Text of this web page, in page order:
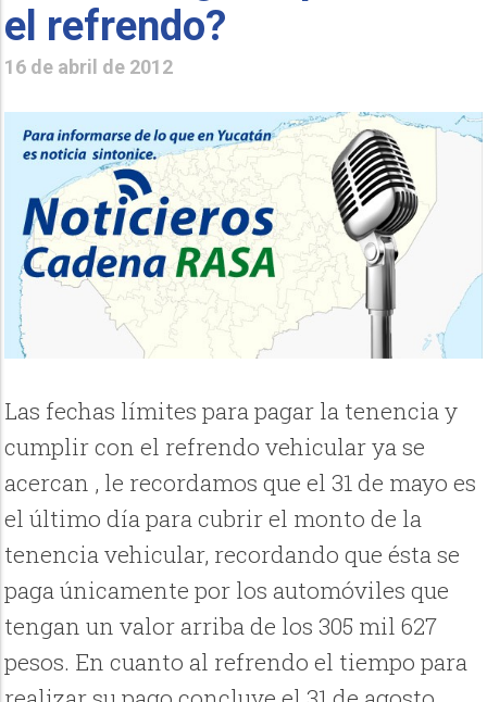
el refrendo?
16 de abril de 2012
Las fechas límites para pagar la tenencia y
cumplir con el refrendo vehicular ya se
acercan , le recordamos que el 31 de mayo es
el último día para cubrir el monto de la
tenencia vehicular, recordando que ésta se
paga únicamente por los automóviles que
tengan un valor arriba de los 305 mil 627
pesos. En cuanto al refrendo el tiempo para